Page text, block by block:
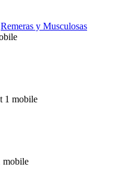
Remeras y Musculosas